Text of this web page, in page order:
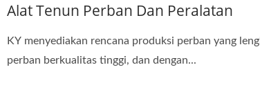
Alat Tenun Perban Dan Peralatan
KY menyediakan rencana produksi perban yang
perban berkualitas tinggi, dan dengan...